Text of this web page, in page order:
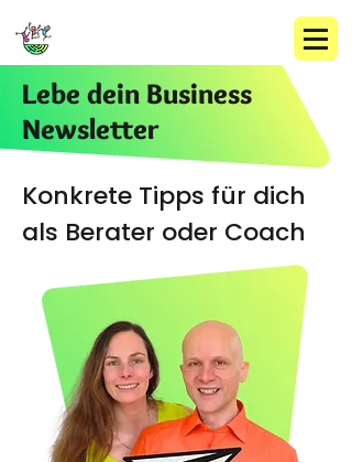
Lebe dein Business
Newsletter
Konkrete Tipps für dich
als Berater oder Coach